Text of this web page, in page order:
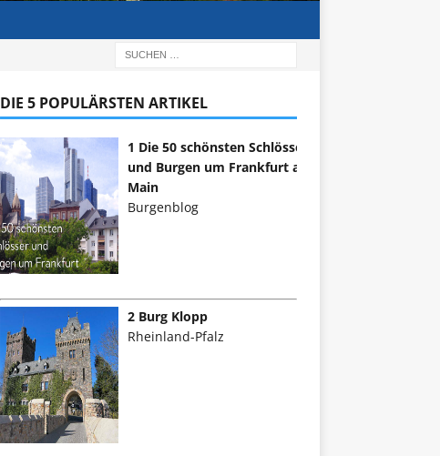
DIE 5 POPULÄRSTEN ARTIKEL
1 Die 50 schönsten Schlösser
und Burgen um Frankfurt am
Main
Burgenblog
2 Burg Klopp
Rheinland-Pfalz